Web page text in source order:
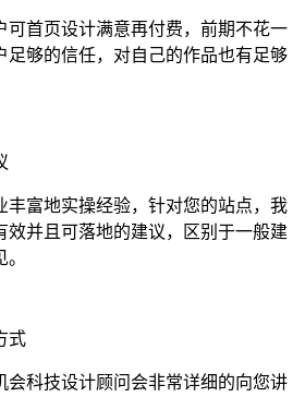
可首页设计满意再付费，前期不花一
足够的信任，对自己的作品也有足够
丰富地实操经验，针对您的站点，我
效并且可落地的建议，区别于一般建
式
会科技设计顾问会非常详细的向您讲